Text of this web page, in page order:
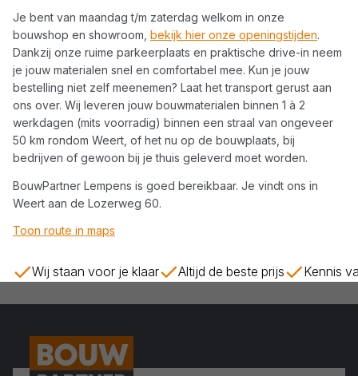
Je bent van maandag t/m zaterdag welkom in onze
bouwshop en showroom, bekijk hier onze openingstijden.
Dankzij onze ruime parkeerplaats en praktische drive-in neem
je jouw materialen snel en comfortabel mee. Kun je jouw
bestelling niet zelf meenemen? Laat het transport gerust aan
ons over. Wij leveren jouw bouwmaterialen binnen 1 à 2
werkdagen (mits voorradig) binnen een straal van ongeveer
50 km rondom Weert, of het nu op de bouwplaats, bij
bedrijven of gewoon bij je thuis geleverd moet worden.
BouwPartner Lempens is goed bereikbaar. Je vindt ons in
Weert aan de Lozerweg 60.
Toon route in maps
Wij staan voor je klaar Altijd de beste prijs Kennis